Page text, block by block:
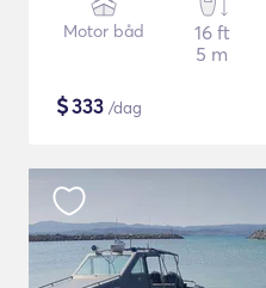
Motor båd
16 ft
5 m
$333 /dag